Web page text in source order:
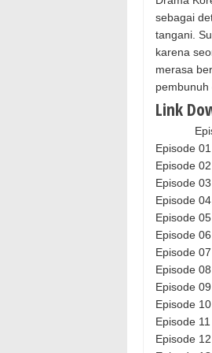
sebagai
tangani.
karena
merasa
Link
Episode 01
Episode 02
Episode 03
Episode 04
Episode 05
Episode 06
Episode 07
Episode 08
Episode 09
Episode 10
Episode 11
Episode 12